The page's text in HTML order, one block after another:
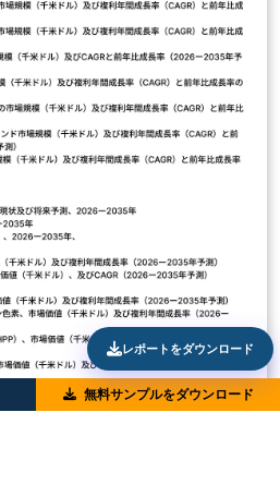
無料サンプルをダウンロード
レポートをダウンロード